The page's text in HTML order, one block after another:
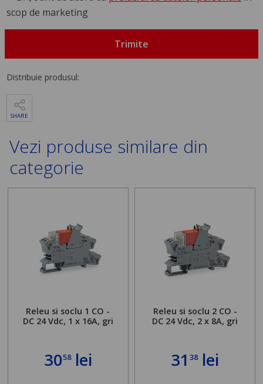
scop de marketing
Trimite
Distribuie produsul:
SHARE
Vezi produse similare din
categorie
Releu si soclu 1 CO -
DC 24 Vdc, 1 x 16A, gri
3058lei
Releu si soclu 2 CO -
DC 24 Vdc, 2 x 8A, gri
3138lei